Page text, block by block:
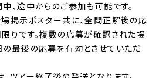
中、途中からのご参加も可能です。
場掲示ポスター共に、全問正解後の応
りです。複数の応募が確認された場
の最後の応募を有効とさせていただ